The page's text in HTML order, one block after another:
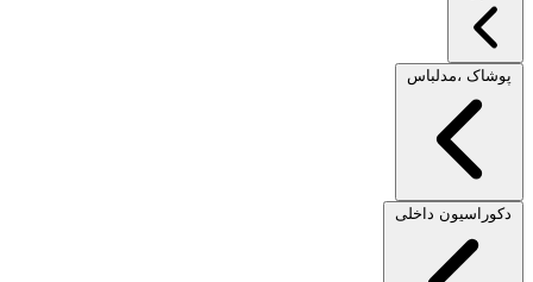
پوشاک ،مدلباس
دکوراسیون داخلی